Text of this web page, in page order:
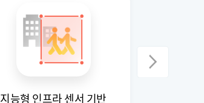
지능형 인프라 센서 기반